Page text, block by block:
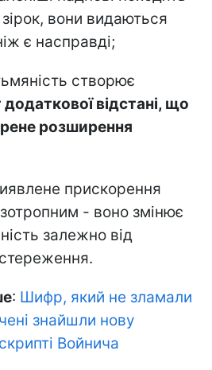
вони видаються
є насправді;
створює
відстані, що
розширення
прискорення
- воно змінює
залежно від
: Шифр, який не зламали
знайшли нову
Войнича